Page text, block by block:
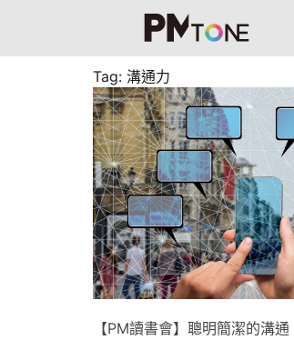
Tag: 溝通力
【PM讀書會】聰明簡潔的溝